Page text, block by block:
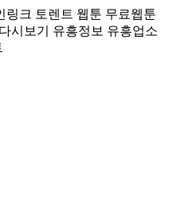
링크 토렌트 웹툰 무료웹툰
시보기 유흥정보 유흥업소